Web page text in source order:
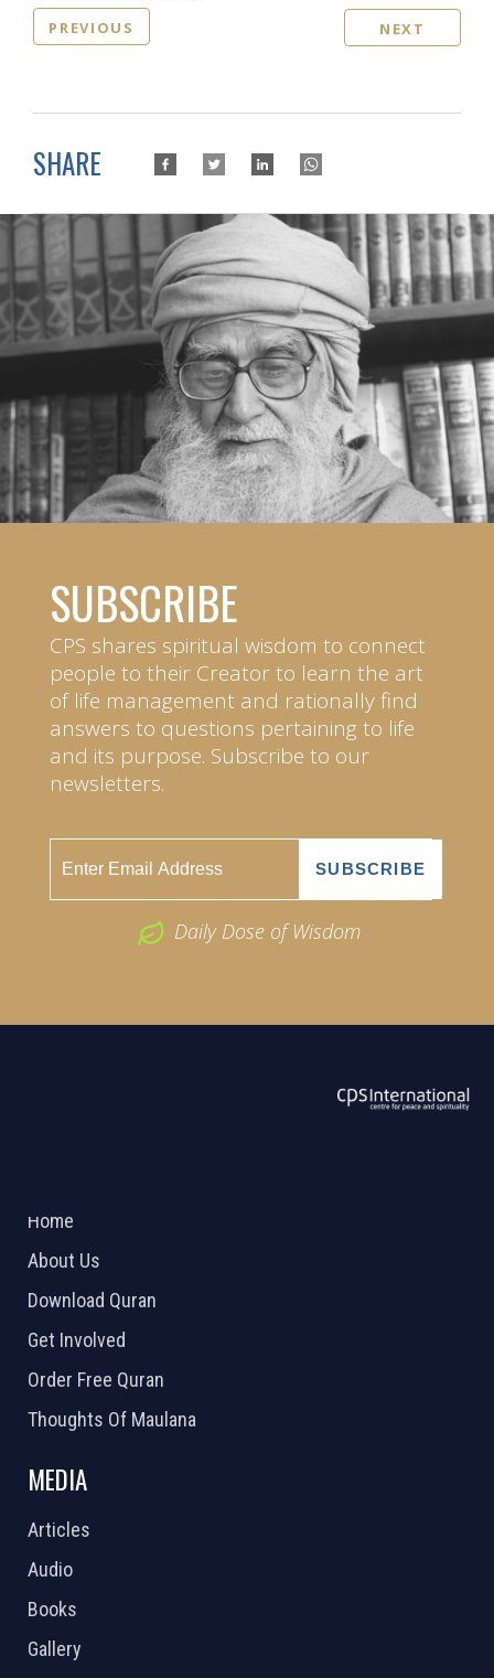
PREVIOUS NEXT
SHARE
SUBSCRIBE
CPS shares spiritual wisdom to connect
people to their Creator to learn the art
of life management and rationally find
answers to questions pertaining to life
and its purpose. Subscribe to our
newsletters.
Daily Dose of Wisdom
Home
About Us
Download Quran
Get Involved
Order Free Quran
Thoughts Of Maulana
MEDIA
Articles
Audio
Books
Gallery